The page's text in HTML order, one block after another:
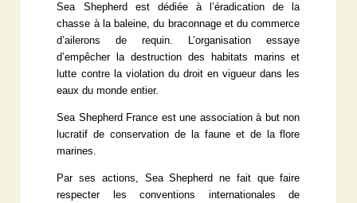
Sea Shepherd est dédiée à l’éradication de la
chasse à la baleine, du braconnage et du commerce
d’ailerons de requin. L’organisation essaye
d’empêcher la destruction des habitats marins et
lutte contre la violation du droit en vigueur dans les
eaux du monde entier.
Sea Shepherd France est une association à but non
lucratif de conservation de la faune et de la flore
marines.
Par ses actions, Sea Shepherd ne fait que faire
respecter les conventions internationales de